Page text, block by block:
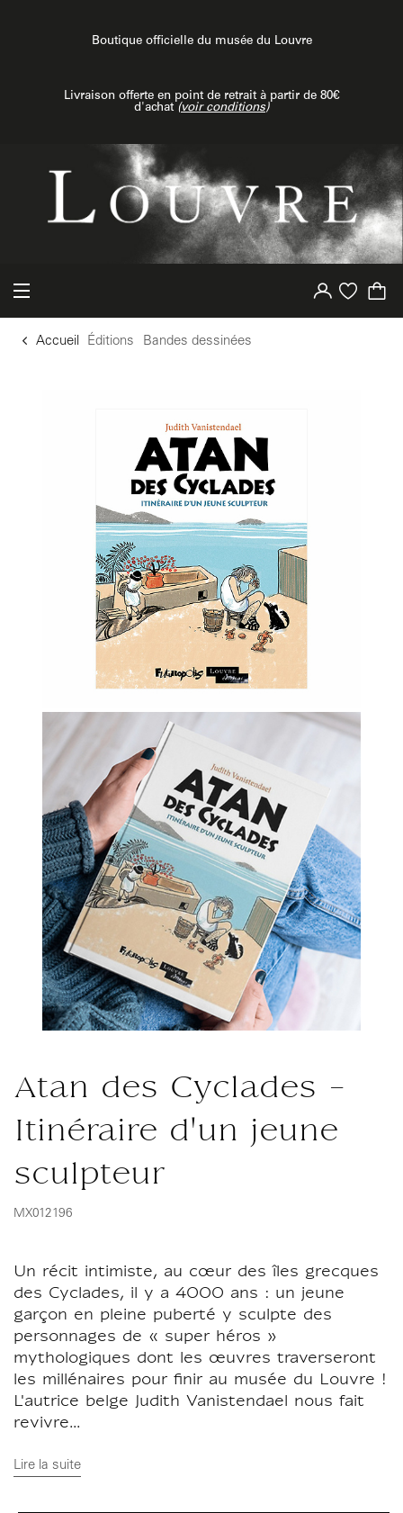
Boutique officielle du musée du Louvre
Livraison offerte en point de retrait à partir de 80€
d'achat (voir conditions)
Votre compte
Liste d'achat
Accueil Éditions Bandes dessinées
Atan des Cyclades -
Itinéraire d'un jeune
sculpteur
MX012196
Un récit intimiste, au cœur des îles grecques
des Cyclades, il y a 4000 ans : un jeune
garçon en pleine puberté y sculpte des
personnages de « super héros »
mythologiques dont les œuvres traverseront
les millénaires pour finir au musée du Louvre !
L'autrice belge Judith Vanistendael nous fait
revivre...
Lire la suite